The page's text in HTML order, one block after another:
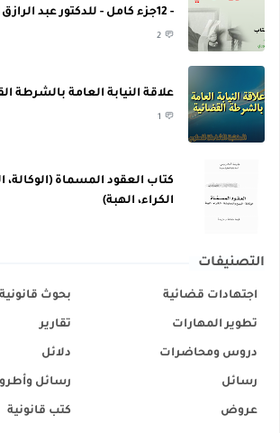
- 12جزء كامل - للدكتور عبد الرازق السنهوري
2
علاقة النيابة العامة بالشرطة
1
كتاب العقود المسماة (الوكالة،
الكراء، الهبة)
التصنيفات
اجتهادات قضائية بحوث قانونية
تطوير المهارات تقارير
دروس ومحاضرات دلائل
رسائل رسائل
عروض كتب قانونية